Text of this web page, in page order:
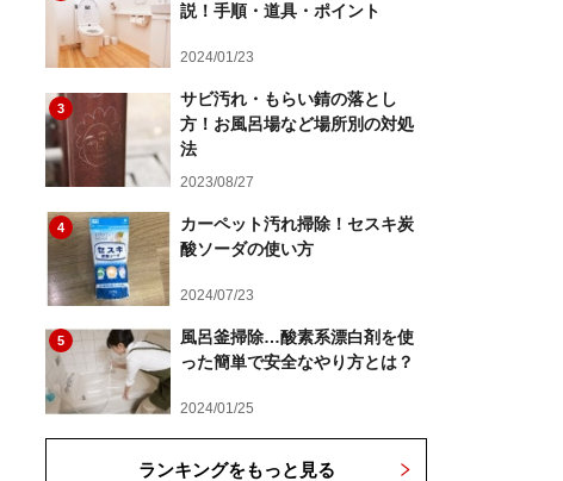
説！手順・道具・ポイント
2024/01/23
3
サビ汚れ・もらい錆の落とし
方！お風呂場など場所別の対処
法
2023/08/27
4
カーペット汚れ掃除！セスキ炭
酸ソーダの使い方
2024/07/23
5
風呂釜掃除…酸素系漂白剤を使
った簡単で安全なやり方とは？
2024/01/25
ランキングをもっと見る